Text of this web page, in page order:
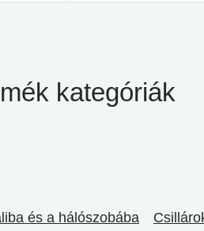
kategóriák
és a hálószobába